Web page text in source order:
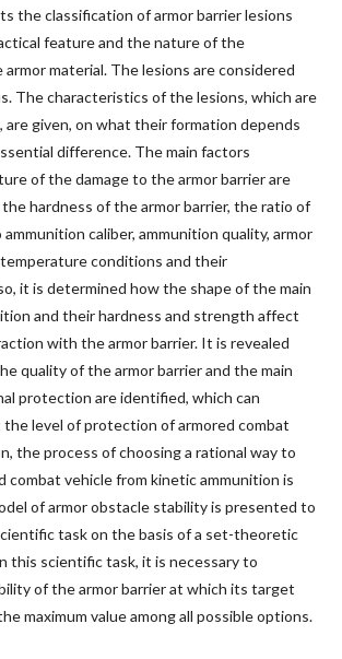
the classification of armor barrier lesions
feature and the nature of the
material. The lesions are considered
The characteristics of the lesions, which are
are given, on what their formation depends
difference. The main factors
of the damage to the armor barrier are
hardness of the armor barrier, the ratio of
caliber, ammunition quality, armor
conditions and their
it is determined how the shape of the main
and their hardness and strength affect
with the armor barrier. It is revealed
quality of the armor barrier and the main
protection are identified, which can
level of protection of armored combat
the process of choosing a rational way to
combat vehicle from kinetic ammunition is
of armor obstacle stability is presented to
task on the basis of a set-theoretic
this scientific task, it is necessary to
of the armor barrier at which its target
maximum value among all possible options.